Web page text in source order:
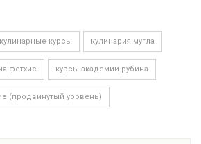
кулинарные курсы кулинария мугла
фетхие курсы академии рубина
(продвинутый уровень)